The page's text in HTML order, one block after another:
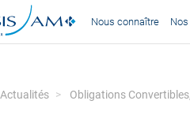
Nous connaître
Actualités Obligations